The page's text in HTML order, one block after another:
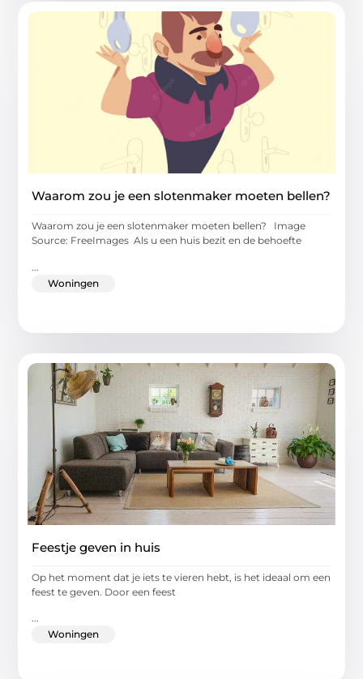
Waarom zou je een slotenmaker moeten bellen?
Waarom zou je een slotenmaker moeten bellen? Image
Source: FreeImages ‍ Als u een huis bezit en de behoefte
Woningen
Feestje geven in huis
Op het moment dat je iets te vieren hebt, is het ideaal om een
feest te geven. Door een feest
...
Woningen